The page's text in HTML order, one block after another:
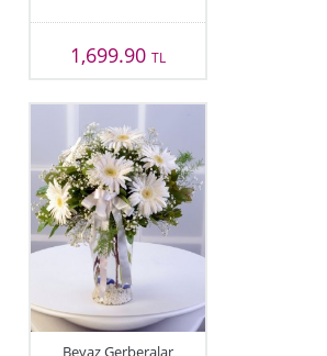
1,699.90TL
Beyaz Gerberalar